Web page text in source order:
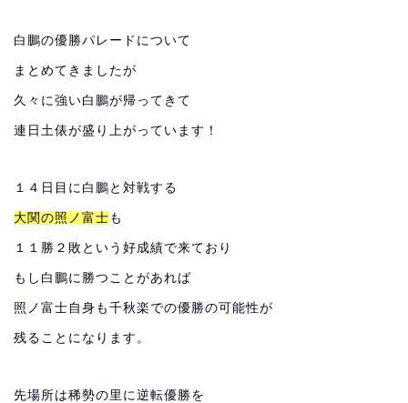
白鵬の優勝パレードについて
まとめてきましたが
久々に強い白鵬が帰ってきて
連日土俵が盛り上がっています！
１４日目に白鵬と対戦する
大関の照ノ富士 も
１１勝２敗という好成績で来ており
もし白鵬に勝つことがあれば
照ノ富士自身も千秋楽での優勝の可能性が
残ることになります。
先場所は稀勢の里に逆転優勝を